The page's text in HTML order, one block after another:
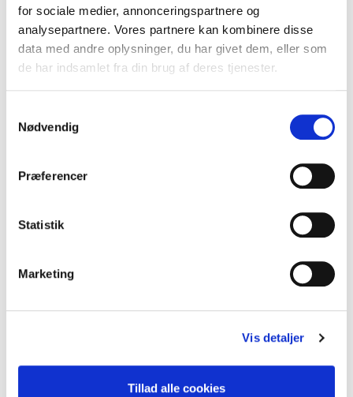
for sociale medier, annonceringspartnere og
analysepartnere. Vores partnere kan kombinere disse
data med andre oplysninger, du har givet dem, eller som
de har indsamlet fra din brug af deres tjenester.
Nødvendig
Præferencer
Statistik
Marketing
Vis detaljer
Tillad alle cookies
Provinsen Pisa